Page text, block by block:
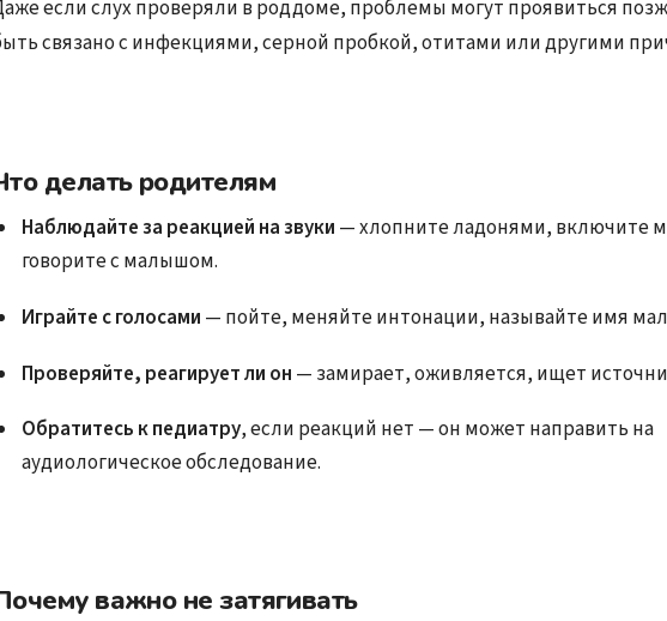
если слух проверяли в роддоме, проблемы могут проявиться
связано с инфекциями, серной пробкой, отитами или другими
делать родителям
Наблюдайте за реакцией на звуки — хлопните ладонями, включите
говорите с малышом.
Играйте с голосами — пойте, меняйте интонации, называйте имя
Проверяйте, реагирует ли он — замирает, оживляется, ищет
Обратитесь к педиатру, если реакций нет — он может направить на
аудиологическое обследование.
важно не затягивать